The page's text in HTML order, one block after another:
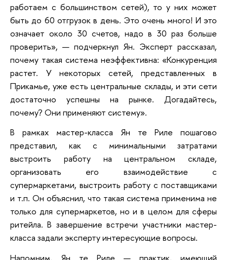
работаем с большинством сетей), то у них может
быть до 60 отгрузок в день. Это очень много! И это
означает около 30 счетов, надо в 30 раз больше
проверить», — подчеркнул Ян. Эксперт рассказал,
почему такая система неэффективна: «Конкуренция
растет. У некоторых сетей, представленных в
Прикамье, уже есть центральные склады, и эти сети
достаточно успешны на рынке. Догадайтесь,
почему? Они применяют систему».
В рамках мастер-класса Ян те Риле пошагово
представил, как с минимальными затратами
выстроить работу на центральном складе,
организовать его взаимодействие с
супермаркетами, выстроить работу с поставщиками
и т.п. Он объяснил, что такая система применима не
только для супермаркетов, но и в целом для сферы
ритейла. В завершение встречи участники мастер-
класса задали эксперту интересующие вопросы.